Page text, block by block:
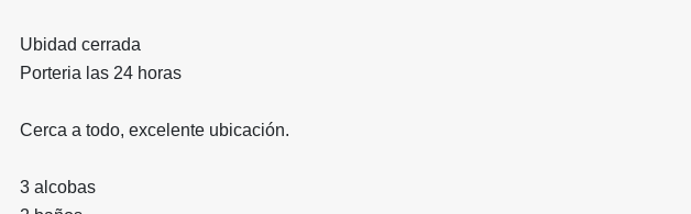
Ubidad cerrada
Porteria las 24 horas
Cerca a todo, excelente ubicación.
3 alcobas